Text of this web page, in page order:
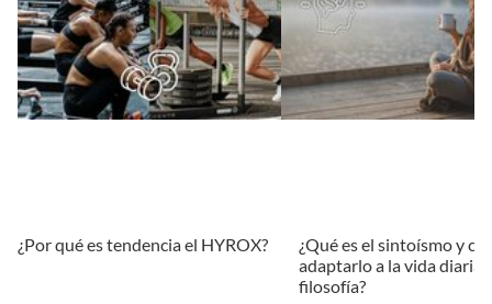
¿Por qué es tendencia el HYROX?
¿Qué es el sintoísmo y
adaptarlo a la vida diaria
filosofía?